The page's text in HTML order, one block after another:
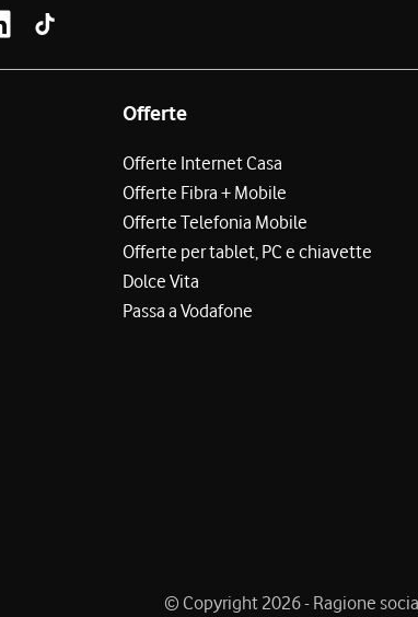
Offerte
Offerte Internet Casa
Offerte Fibra + Mobile
Offerte Telefonia Mobile
Offerte per tablet, PC e chiavette
Dolce Vita
Passa a Vodafone
© Copyright 2026 - Ragione